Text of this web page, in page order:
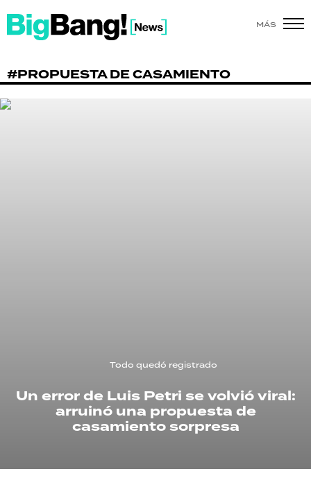
MÁS
#PROPUESTA DE CASAMIENTO
Todo quedó registrado
Un error de Luis Petri se volvió viral:
arruinó una propuesta de
casamiento sorpresa
SHOW
POLÍTICA
RECETAS
PALABRAS